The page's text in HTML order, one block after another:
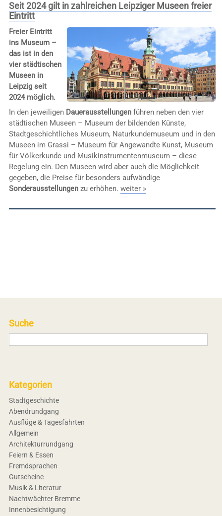
Seit 2024 gilt in zahlreichen Leipziger Museen freier
Eintritt
Freier Eintritt
ins Museum –
das ist in den
vier städtischen
Museen in
Leipzig seit
2024 möglich.
In den jeweiligen Dauerausstellungenführen neben den vier
städtischen Museen – Museum der bildenden Künste,
Stadtgeschichtliches Museum, Naturkundemuseum und in den
Museen im Grassi – Museum für Angewandte Kunst, Museum
für Völkerkunde und Musikinstrumentenmuseum – diese
Regelung ein. Den Museen wird aber auch die Möglichkeit
gegeben, die Preise für besonders aufwändige
Sonderausstellungenzu erhöhen. weiter »
Suche
Kategorien
Stadtgeschichte
Abendrundgang
Ausflüge & Tagesfahrten
Allgemein
Architekturrundgang
Feiern & Essen
Fremdsprachen
Gutscheine
Musik & Literatur
Nachtwächter Bremme
Innenbesichtigung